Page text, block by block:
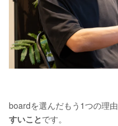
boardを選んだもう1つの理由
すいことです。